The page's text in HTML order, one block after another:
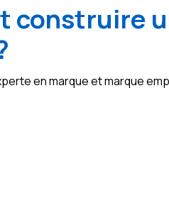
construire
en marque et marque